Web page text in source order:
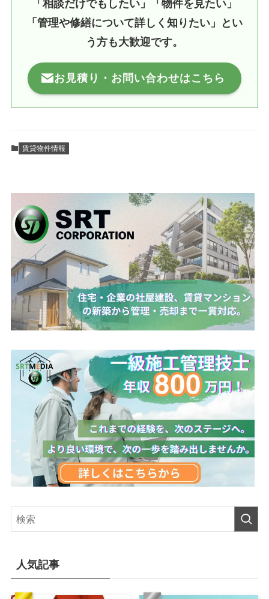
「相談だけでもしたい」「物件を見たい」
「管理や修繕について詳しく知りたい」とい
う方も大歓迎です。
お見積り・お問い合わせはこちら
賃貸物件情報
人気記事